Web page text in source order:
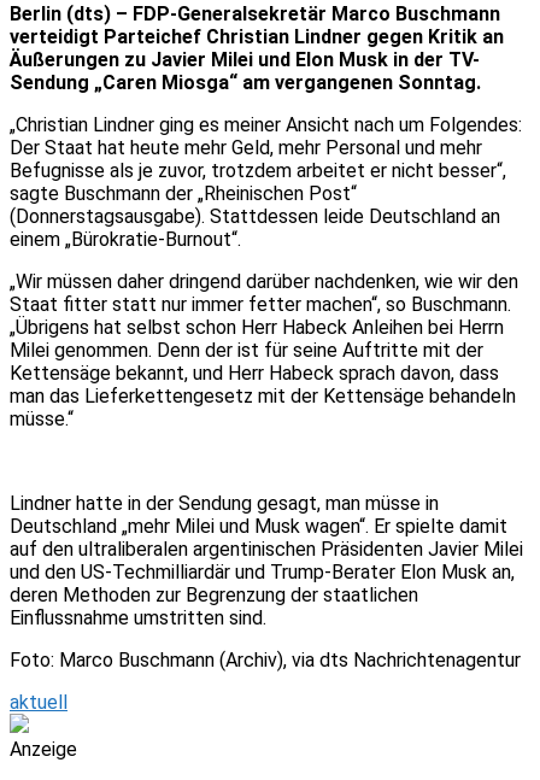
Berlin (dts) – FDP-Generalsekretär Marco Buschmann
verteidigt Parteichef Christian Lindner gegen Kritik an
Äußerungen zu Javier Milei und Elon Musk in der TV-
Sendung „Caren Miosga“ am vergangenen Sonntag.
„Christian Lindner ging es meiner Ansicht nach um Folgendes:
Der Staat hat heute mehr Geld, mehr Personal und mehr
Befugnisse als je zuvor, trotzdem arbeitet er nicht besser“,
sagte Buschmann der „Rheinischen Post“
(Donnerstagsausgabe). Stattdessen leide Deutschland an
einem „Bürokratie-Burnout“.
„Wir müssen daher dringend darüber nachdenken, wie wir den
Staat fitter statt nur immer fetter machen“, so Buschmann.
„Übrigens hat selbst schon Herr Habeck Anleihen bei Herrn
Milei genommen. Denn der ist für seine Auftritte mit der
Kettensäge bekannt, und Herr Habeck sprach davon, dass
man das Lieferkettengesetz mit der Kettensäge behandeln
müsse.“
Lindner hatte in der Sendung gesagt, man müsse in
Deutschland „mehr Milei und Musk wagen“. Er spielte damit
auf den ultraliberalen argentinischen Präsidenten Javier Milei
und den US-Techmilliardär und Trump-Berater Elon Musk an,
deren Methoden zur Begrenzung der staatlichen
Einflussnahme umstritten sind.
Foto: Marco Buschmann (Archiv), via dts Nachrichtenagentur
aktuell
Anzeige